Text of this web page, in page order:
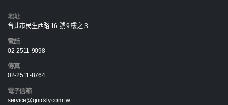
地址
台北市民生西路 16 號 9 樓之 3
電話
02-2511-9098
傳真
02-2511-8764
電子信箱
service@quickly.com.tw